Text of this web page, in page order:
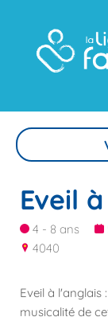
Eveil
4 - 8 ans
4040
Eveil à
musicalité de